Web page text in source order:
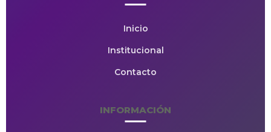
Inicio
Institucional
Contacto
INFORMACIÓN